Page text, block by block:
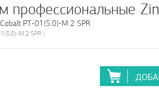
профессиональные
PT-01(5.0)-M 2 SPR
M 2 SPR )